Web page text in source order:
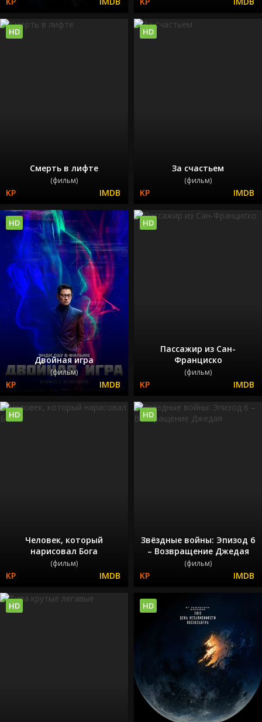
Смерть в лифте
(фильм)
HD
За счастьем
(фильм)
HD
Двойная игра
(фильм)
HD
Пассажир из Сан-
Франциско
(фильм)
HD
Человек, который
нарисовал Бога
(фильм)
HD
Звёздные войны: Эпизод 6
– Возвращение Джедая
(фильм)
HD
HD HD